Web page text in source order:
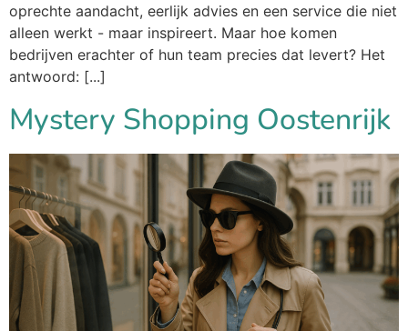
oprechte aandacht, eerlijk advies en een service die niet
alleen werkt - maar inspireert. Maar hoe komen
bedrijven erachter of hun team precies dat levert? Het
antwoord: [...]
Mystery Shopping Oostenrijk